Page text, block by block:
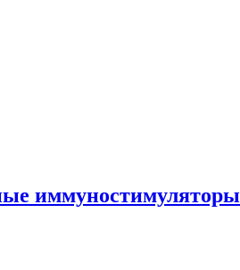
иммуностимуляторы